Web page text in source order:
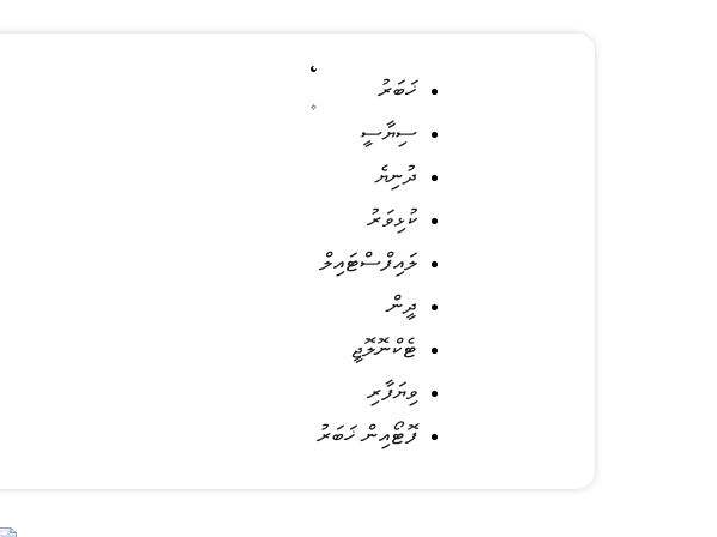
ޚަބަރު
ސިޔާސީ
ދުނިޔެ
ކުޅިވަރު
ލައިފްސްޓައިލް
ދީން
ޓެކްނޮލޮޖީ
ވިޔަފާރި
ފޮޓޯއިން ޚަބަރު